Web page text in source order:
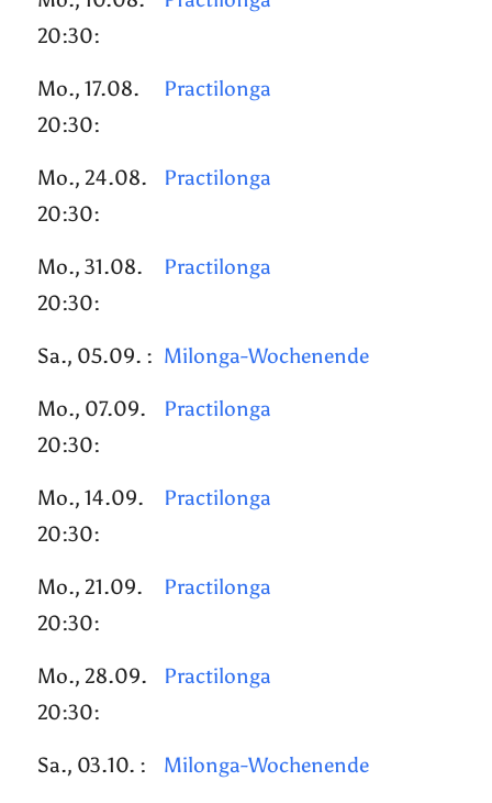
20:30:
Mo., 17.08.
20:30:
Practilonga
Mo., 24.08.
20:30:
Practilonga
Mo., 31.08.
20:30:
Practilonga
Sa., 05.09. : Milonga-Wochenende
Mo., 07.09.
20:30:
Practilonga
Mo., 14.09.
20:30:
Practilonga
Mo., 21.09.
20:30:
Practilonga
Mo., 28.09.
20:30:
Practilonga
Sa., 03.10. : Milonga-Wochenende